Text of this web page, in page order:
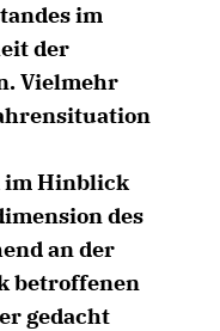
im
der
Vielmehr
im Hinblick
des
an der
betroffenen
gedacht